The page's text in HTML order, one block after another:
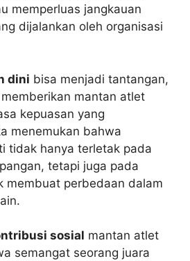
memperluas jangkauan
dijalankan oleh organisasi
dini bisa menjadi tantangan,
memberikan mantan atlet
kepuasan yang
menemukan bahwa
tidak hanya terletak pada
tetapi juga pada
membuat perbedaan dalam
sosial mantan atlet
semangat seorang juara